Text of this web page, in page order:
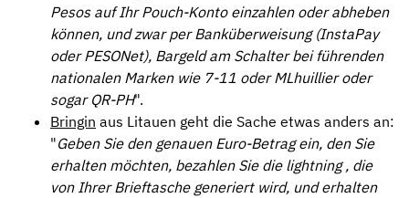
Pesos auf Ihr Pouch-Konto einzahlen oder abheben
können, und zwar per Banküberweisung (InstaPay
oder PESONet), Bargeld am Schalter bei führenden
nationalen Marken wie 7-11 oder MLhuillier oder
sogar QR-PH".
Bringin aus Litauen geht die Sache etwas anders an:
"Geben Sie den genauen Euro-Betrag ein, den Sie
erhalten möchten, bezahlen Sie die lightning , die
von Ihrer Brieftasche generiert wird, und erhalten